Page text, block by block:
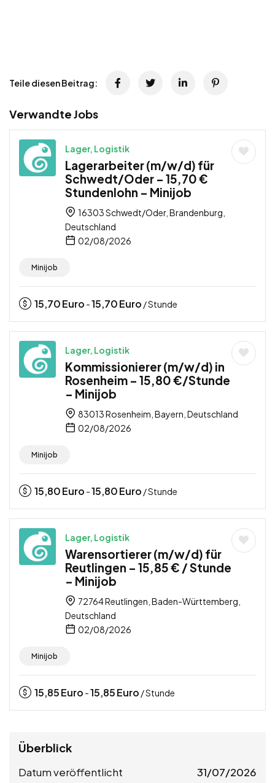
Teile diesen Beitrag:
Verwandte Jobs
Lager, Logistik
Lagerarbeiter (m/w/d) für
Schwedt/Oder – 15,70 €
Stundenlohn – Minijob
16303 Schwedt/Oder, Brandenburg,
Deutschland
02/08/2026
Minijob
15,70Euro -15,70Euro / Stunde
Lager, Logistik
Kommissionierer (m/w/d) in
Rosenheim – 15,80 €/Stunde
– Minijob
83013 Rosenheim, Bayern, Deutschland
02/08/2026
Minijob
15,80Euro -15,80Euro / Stunde
Lager, Logistik
Warensortierer (m/w/d) für
Reutlingen – 15,85 € / Stunde
– Minijob
72764 Reutlingen, Baden-Württemberg,
Deutschland
02/08/2026
Minijob
15,85Euro -15,85Euro / Stunde
Überblick
Datum veröffentlicht 31/07/2026